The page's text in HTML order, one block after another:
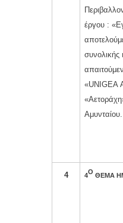
έργου :
συνολικής
«UNIGEA
Αμυνταίου.
4 4Ο ΘΕΜΑ